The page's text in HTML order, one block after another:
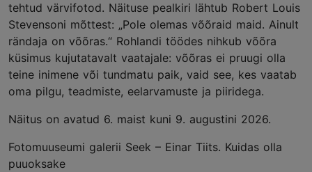
tehtud värvifotod. Näituse pealkiri lähtub Robert Louis
Stevensoni mõttest: „Pole olemas võõraid maid. Ainult
rändaja on võõras.“ Rohlandi töödes nihkub võõra
küsimus kujutatavalt vaatajale: võõras ei pruugi olla
teine inimene või tundmatu paik, vaid see, kes vaatab
oma pilgu, teadmiste, eelarvamuste ja piiridega.
Näitus on avatud 6. maist kuni 9. augustini 2026.
Fotomuuseumi galerii Seek – Einar Tiits. Kuidas olla
puuoksake